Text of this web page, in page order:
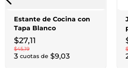
Estante de Cocina con
Tapa Blanco
$27,11
$45,19
3 cuotas de $9,03
$